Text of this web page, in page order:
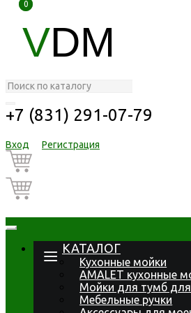
VDM
+7 (831) 291-07-79
Вход Регистрация
0
0
КАТАЛОГ
Кухонные мойки
AMALET кухонные
Мойки для тумб
Мебельные ручки